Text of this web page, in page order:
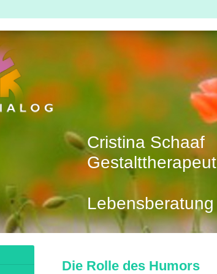
Cristina Schaaf
Die Rolle des Humors